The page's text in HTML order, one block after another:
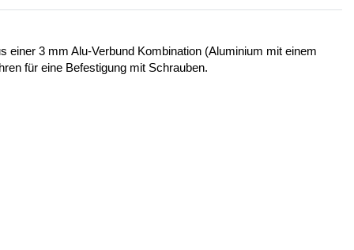
3 mm Alu-Verbund Kombination (Aluminium mit einem
für eine Befestigung mit Schrauben.